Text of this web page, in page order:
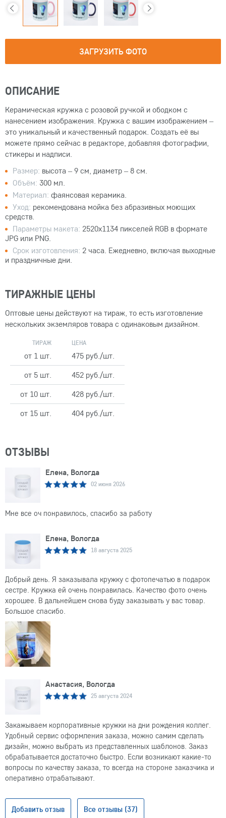
ЗАГРУЗИТЬ ФОТО
ОПИСАНИЕ
Керамическая кружка с розовой ручкой и ободком с
нанесением изображения. Кружка с вашим изображением –
это уникальный и качественный подарок. Создать её вы
можете прямо сейчас в редакторе, добавляя фотографии,
стикеры и надписи.
Размер: высота – 9 см, диаметр – 8 см.
Объём: 300 мл.
Материал: фаянсовая керамика.
Уход: рекомендована мойка без абразивных моющих
средств.
Параметры макета: 2520x1134 пикселей RGB в формате
JPG или PNG.
Срок изготовления: 2 часа. Ежедневно, включая выходные
и праздничные дни.
ТИРАЖНЫЕ ЦЕНЫ
Оптовые цены действуют на тираж, то есть изготовление
нескольких экземляров товара с одинаковым дизайном.
ТИРАЖ ЦЕНА
от 1 шт.
475 руб./шт.
от 5 шт.
452 руб./шт.
от 10 шт.
428 руб./шт.
от 15 шт.
404 руб./шт.
ОТЗЫВЫ
Елена, Вологда
02 июня 2026
Мне все оч понравилось, спасибо за работу
Елена, Вологда
18 августа 2025
Добрый день. Я заказывала кружку с фотопечатью в подарок
сестре. Кружка ей очень понравилась. Качество фото очень
хорошее. В дальнейшем снова буду заказывать у вас товар.
Большое спасибо.
Анастасия, Вологда
25 августа 2024
Закажываем корпоративные кружки на дни рождения коллег.
Удобный сервис оформления заказа, можно самим сделать
дизайн, можно выбрать из представленных шаблонов. Заказ
обрабатывается достаточно быстро. Если возникают какие-то
вопросы по качеству заказа, то всегда на стороне заказчика и
оперативно отрабатывают.
Добавить отзыв Все отзывы (37)